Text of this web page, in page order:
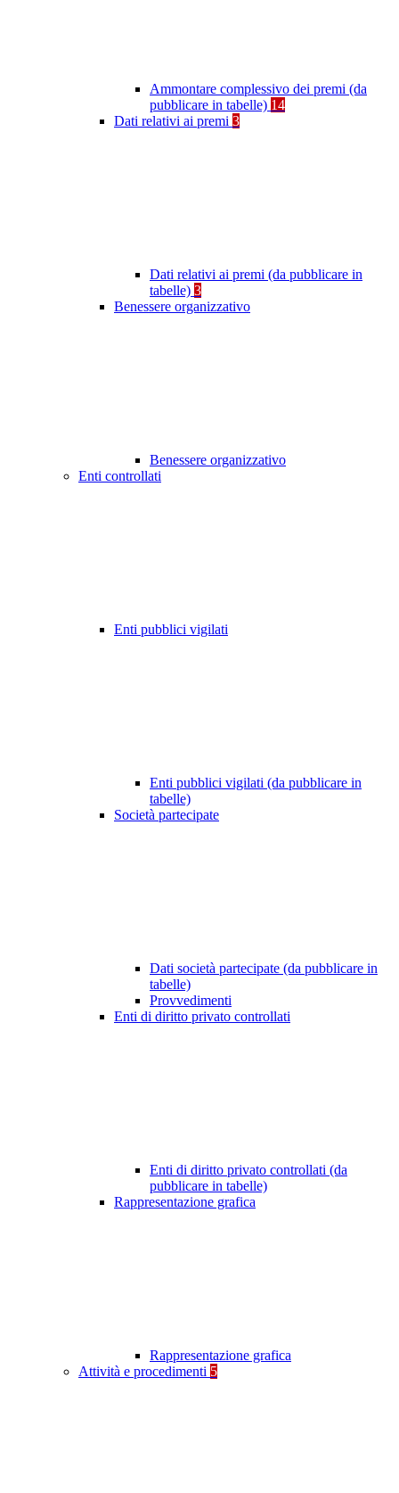
Ammontare complessivo dei premi (da
pubblicare in tabelle) 14
Dati relativi ai premi 3
Dati relativi ai premi (da pubblicare in
tabelle) 3
Benessere organizzativo
Benessere organizzativo
Enti controllati
Enti pubblici vigilati
Enti pubblici vigilati (da pubblicare in
tabelle)
Società partecipate
Dati società partecipate (da pubblicare in
tabelle)
Provvedimenti
Enti di diritto privato controllati
Enti di diritto privato controllati (da
pubblicare in tabelle)
Rappresentazione grafica
Rappresentazione grafica
Attività e procedimenti 5